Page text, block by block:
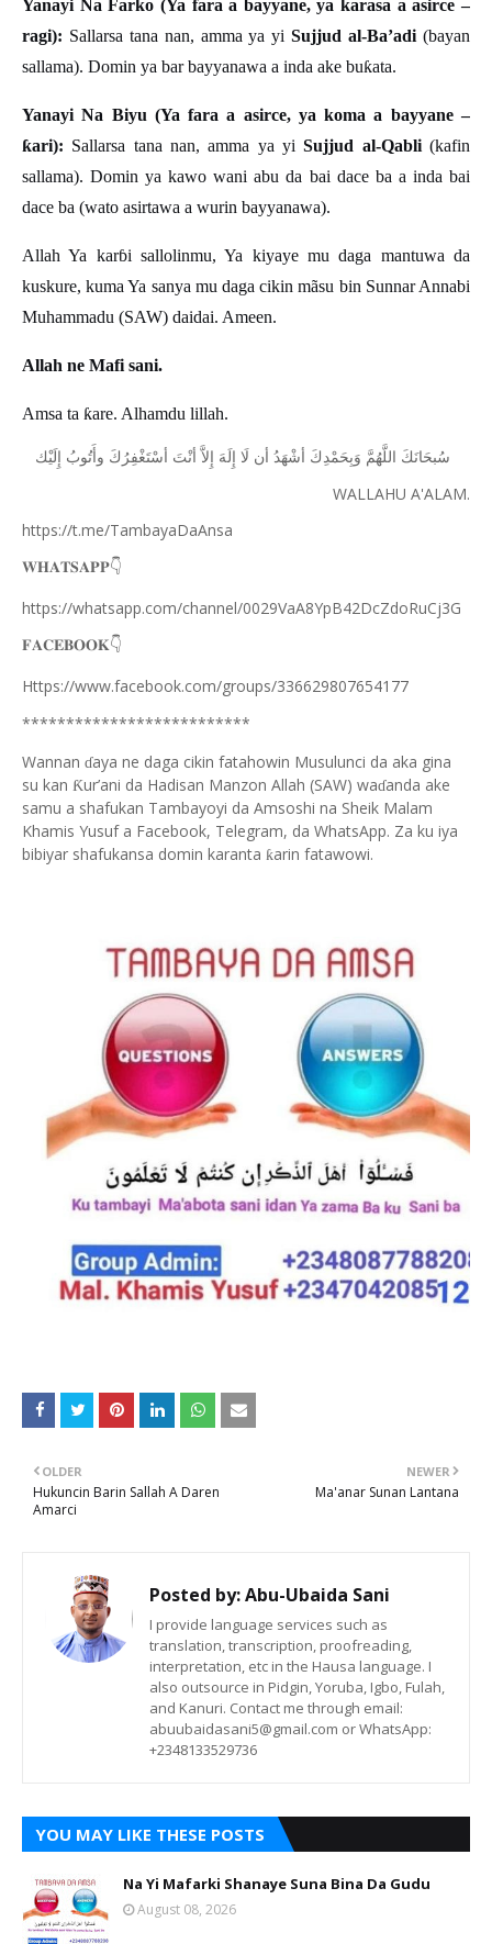
Yanayi Na Farko (Ya fara a bayyane, ya karasa a asirce –
ragi): Sallarsa tana nan, amma ya yiSujjud al-Ba’adi (bayan
sallama). Domin ya bar bayyanawa a inda ake buƙata.
Yanayi Na Biyu (Ya fara a asirce, ya koma a bayyane –
ƙari): Sallarsa tana nan, amma ya yiSujjud al-Qabli(kafin
sallama). Domin ya kawo wani abu da bai dace ba a inda bai
dace ba (wato asirtawa a wurin bayyanawa).
Allah Ya karɓi sallolinmu, Ya kiyaye mu daga mantuwa da
kuskure, kuma Ya sanya mu daga cikin mãsu bin Sunnar Annabi
Muhammadu (SAW) daidai. Ameen.
Allah ne Mafi sani.
Amsa ta ƙare. Alhamdu lillah.
ﺳُﺒﺤَﺎﻧَﻚَ ﺍﻟﻠَّﻬُﻢَّ ﻭَﺑِﺤَﻤْﺪِﻙَ ﺃﺷْﻬَﺪُ ﺃﻥ ﻟَﺎ ﺇِﻟَﻪَ ﺇِﻻَّ ﺃﻧْﺖَ ﺃﺳْﺘَﻐْﻔِﺮُﻙَ ﻭﺃَﺗُﻮﺏُ ﺇِﻟَﻴْﻚ
WALLAHU A'ALAM.
https://t.me/TambayaDaAnsa
𝐖𝐇𝐀𝐓𝐒𝐀𝐏𝐏👇
https://whatsapp.com/channel/0029VaA8YpB42DcZdoRuCj3G
𝐅𝐀𝐂𝐄𝐁𝐎𝐎𝐊👇
Https://www.facebook.com/groups/336629807654177
**************************
Wannan ɗaya ne daga cikin fatahowin Musulunci da aka gina
su kan Ƙur’ani da Hadisan Manzon Allah (SAW) waɗanda ake
samu a shafukan Tambayoyi da Amsoshi na Sheik Malam
Khamis Yusuf a Facebook, Telegram, da WhatsApp. Za ku iya
bibiyar shafukansa domin karanta ƙarin fatawowi.
NEWER
Ma'anar Sunan Lantana
OLDER
Hukuncin Barin Sallah A Daren
Amarci
Posted by:Abu-Ubaida Sani
I provide language services such as
translation, transcription, proofreading,
interpretation, etc in the Hausa language. I
also outsource in Pidgin, Yoruba, Igbo, Fulah,
and Kanuri. Contact me through email:
abuubaidasani5@gmail.com or WhatsApp:
+2348133529736
YOU MAY LIKE THESE POSTS
Na Yi Mafarki Shanaye Suna Bina Da Gudu
August 08, 2026